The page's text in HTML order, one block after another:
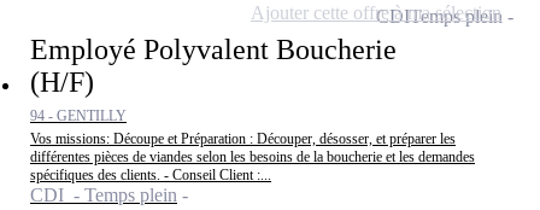
Employé Polyvalent Boucherie
(H/F)
94 - GENTILLY
Vos missions: Découpe et Préparation : Découper, désosser, et préparer les
différentes pièces de viandes selon les besoins de la boucherie et les demandes
spécifiques des clients. - Conseil Client :...
CDI - Temps plein
CDITemps plein
Ajouter cette offre à ma sélection